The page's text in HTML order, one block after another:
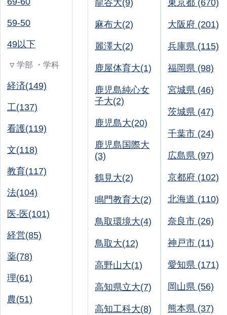
59-50
49以下
▽ 学部 ・学科
経済(149)
工(137)
看護(119)
文(118)
教育(117)
法(104)
医-医(101)
経営(85)
薬(78)
理(61)
農(51)
龍谷大(9)
麻布大(2)
麗澤大(2)
鹿屋体育大(1)
鹿児島純心女
子大(2)
鹿児島大(20)
鹿児島国際大
(3)
鶴見大(2)
鳴門教育大(2)
鳥取環境大(4)
鳥取大(12)
高野山大(1)
高知県立大(7)
高知工科大(8)
東京都 (670)
大阪府 (201)
兵庫県 (115)
福岡県 (98)
宮城県 (46)
茨城県 (47)
千葉市 (24)
広島県 (97)
京都府 (102)
北海道 (110)
奈良市 (26)
神戸市 (11)
愛知県 (171)
岡山県 (56)
熊本県 (37)